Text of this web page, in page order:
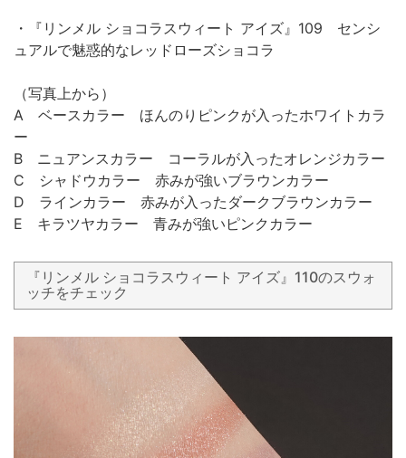
・『リンメル ショコラスウィート アイズ』109 センシ
ュアルで魅惑的なレッドローズショコラ
（写真上から）
A ベースカラー ほんのりピンクが入ったホワイトカラ
ー
B ニュアンスカラー コーラルが入ったオレンジカラー
C シャドウカラー 赤みが強いブラウンカラー
D ラインカラー 赤みが入ったダークブラウンカラー
E キラツヤカラー 青みが強いピンクカラー
『リンメル ショコラスウィート アイズ』110のスウォ
ッチをチェック